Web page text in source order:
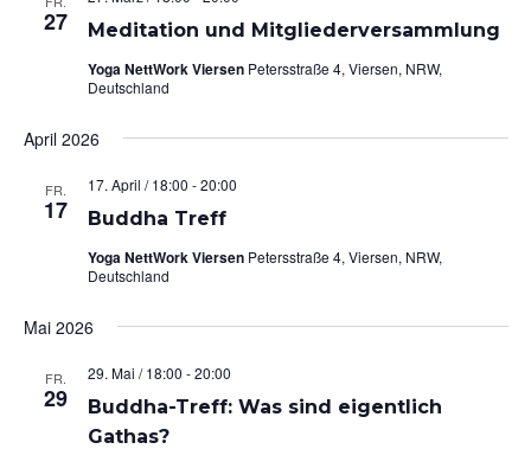
27 Meditation und Mitgliederversammlung
Yoga NettWork Viersen Petersstraße 4, Viersen, NRW,
Deutschland
April 2026
FR.
17 Buddha Treff
17. April / 18:00 -20:00
Yoga NettWork Viersen Petersstraße 4, Viersen, NRW,
Deutschland
Mai 2026
FR.
29
Buddha-Treff: Was sind eigentlich
Gathas?
29. Mai / 18:00 -20:00